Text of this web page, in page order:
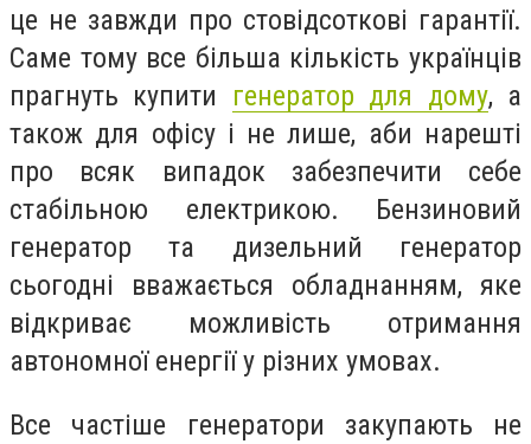
це не завжди про стовідсоткові гарантії.
Саме тому все більша кількість українців
прагнуть купити генератор для дому, а
також для офісу і не лише, аби нарешті
про всяк випадок забезпечити себе
стабільною електрикою. Бензиновий
генератор та дизельний генератор
сьогодні вважається обладнанням, яке
відкриває можливість отримання
автономної енергії у різних умовах.
Все частіше генератори закупають не